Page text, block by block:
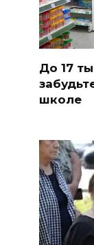
До 17
школе